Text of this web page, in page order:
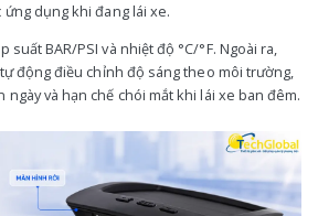
dụng khi đang lái xe.
BAR/PSI và nhiệt độ °C/°F. Ngoài ra,
động điều chỉnh độ sáng theo môi trường,
ngày và hạn chế chói mắt khi lái xe ban đêm.